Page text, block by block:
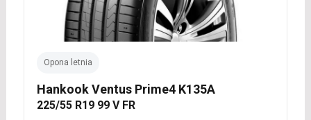
Opona letnia
Hankook Ventus Prime4 K135A
225/55 R19 99 V FR